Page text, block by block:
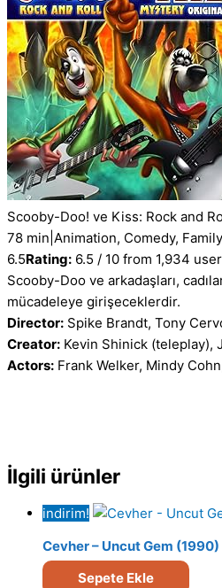
Scooby-Doo! ve Kiss: Rock and
78 min Animation, Comedy,
6.5Rating: 6.5 / 10 from 1,934
Scooby-Doo ve arkadaşları,
mücadeleye girişeceklerdir.
Director: Spike Brandt, Tony
Creator: Kevin Shinick (teleplay),
Actors: Frank Welker, Mindy
İlgili ürünler
indirim!
Cevher – Uncut Gem
Sepete Ekle